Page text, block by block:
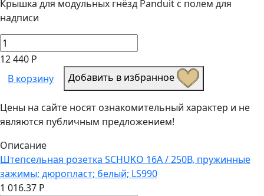
Крышка для модульных гнёзд Panduit с полем для
надписи
12 440 Р
В корзину
Добавить в избранное
Цены на сайте носят ознакомительный характер и не
являются публичным предложением!
Описание
Штепсельная розетка SCHUKO 16А / 250В, пружинные
зажимы; дюропласт; белый; LS990
1 016.37 Р